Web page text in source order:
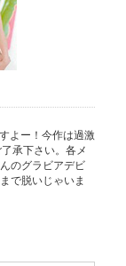
よー！今作は過激
承下さい。各メ
のグラビアデビ
で脱いじゃいま